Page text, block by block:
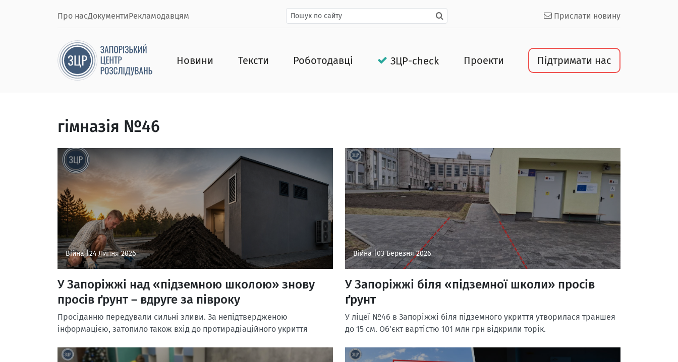
Про насДокументиРекламодавцям Прислати новину
Новини Тексти Роботодавці ЗЦР-check Проекти Підтримати нас
гімназія №46
Війна |24 Липня 2026
У Запоріжжі над «підземною школою» знову
просів ґрунт – вдруге за півроку
Просіданню передували сильні зливи. За непідтвердженою
інформацією, затопило також вхід до протирадіаційного укриття
Війна |03 Березня 2026
У Запоріжжі біля «підземної школи» просів
ґрунт
У ліцеї №46 в Запоріжжі біля підземного укриття утворилася траншея
до 15 см. Об’єкт вартістю 101 млн грн відкрили торік.